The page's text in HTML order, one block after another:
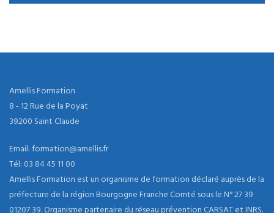
Amellis Formation
8 - 12 Rue de la Poyat
39200 Saint Claude
Email: formation@amellis.fr
Tél: 03 84 45 11 00
Amellis Formation est un organisme de formation déclaré auprès de la
préfecture de la région Bourgogne Franche Comté sous le N° 27 39
01207 39. Organisme partenaire du réseau prévention CARSAT et INRS.